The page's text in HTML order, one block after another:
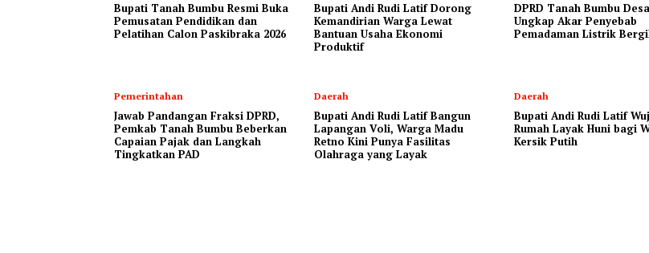
Bupati Tanah Bumbu Resmi Buka
Pemusatan Pendidikan dan
Pelatihan Calon Paskibraka 2026
Bupati Andi Rudi Latif Dorong
Kemandirian Warga Lewat
Bantuan Usaha Ekonomi
Produktif
DPRD Tanah Bumbu
Ungkap Akar Penyebab
Pemadaman Listrik
Pemerintahan
Jawab Pandangan Fraksi DPRD,
Pemkab Tanah Bumbu Beberkan
Capaian Pajak dan Langkah
Tingkatkan PAD
Daerah
Bupati Andi Rudi Latif Bangun
Lapangan Voli, Warga Madu
Retno Kini Punya Fasilitas
Olahraga yang Layak
Daerah
Bupati Andi Rudi Latif
Rumah Layak Huni bagi
Kersik Putih